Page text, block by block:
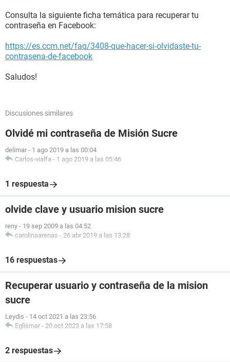
Consulta la siguiente ficha temática para recuperar tu
contraseña en Facebook:
https://es.ccm.net/faq/3408-que-hacer-si-olvidaste-tu-
contrasena-de-facebook
Saludos!
Discusiones similares
Olvidé mi contraseña de Misión Sucre
delimar - 1 ago 2019 a las 00:04
Carlos-vialfa - 1 ago 2019 a las 05:46
1 respuesta
olvide clave y usuario mision sucre
reny - 19 sep 2009 a las 04:52
carolinaarenas - 26 abr 2019 a las 13:28
16 respuestas
Recuperar usuario y contraseña de la mision
sucre
Leydis - 14 oct 2021 a las 23:56
Eglismar - 20 oct 2023 a las 17:58
2 respuestas